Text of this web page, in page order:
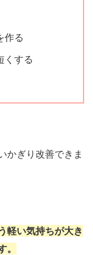
作る
くする
かぎり改善できま
軽い気持ちが大き